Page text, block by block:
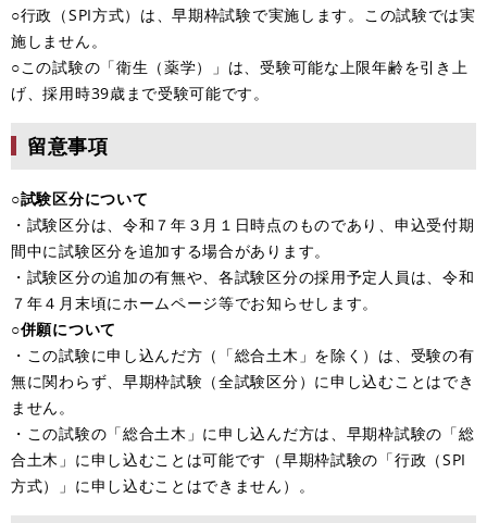
○行政（SPI方式）は、早期枠試験で実施します。この試験では実
施しません。
​○この試験の「衛生（薬学）」は、受験可能な上限年齢を引き上
げ、採用時39歳まで受験可能です。
留意事項
○試験区分について
・試験区分は、令和７年３月１日時点のものであり、申込受付期
間中に試験区分を追加する場合があります。
・試験区分の追加の有無や、各試験区分の採用予定人員は、令和
７年４月末頃にホームページ等でお知らせします。
○併願について
・この試験に申し込んだ方（「総合土木」を除く）は、受験の有
無に関わらず、早期枠試験（全試験区分）に申し込むことはでき
ません。
・この試験の「総合土木」に申し込んだ方は、早期枠試験の「総
合土木」に申し込むことは可能です（早期枠試験の「行政（SPI
方式）」に申し込むことはできません）。